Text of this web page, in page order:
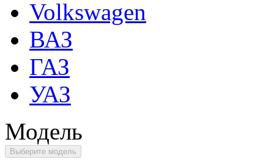
Volkswagen
ВАЗ
ГАЗ
УАЗ
Модель
Выберите модель